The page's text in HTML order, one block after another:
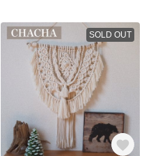
SOLD OUT